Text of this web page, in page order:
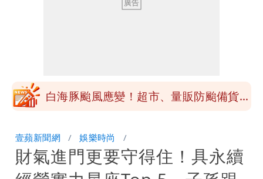
因！2材質夏天別穿
王祖賢息影22年罕見現身機場 59歲零
存在 再度被嗆：李白、杜甫用鮮卑文寫
白海豚颱風應變！超市、量販防颱備貨
期 要改到8/30壓軸登場
星巴克聯名泡泡瑪特！星冰樂可拿免費好
壹蘋新聞網 娛樂時尚
財氣進門更要守得住！具永續